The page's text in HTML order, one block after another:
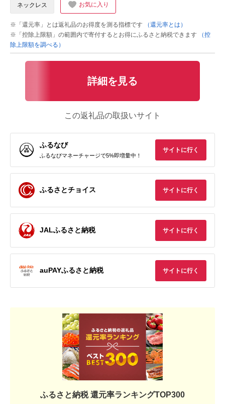
ネックレス お気に入り
※「還元率」とは返礼品のお得度を測る指標です
（還元率とは）
※「控除上限額」の範囲内で寄付するとお得にふるさと納税できます
（控
除上限額を調べる）
詳細を見る
この返礼品の取扱いサイト
ふるなび
ふるなびマネーチャージで5%即増量中！
サイトに行く
ふるさとチョイス サイトに行く
JALふるさと納税 サイトに行く
auPAYふるさと納税 サイトに行く
ふるさと納税 還元率ランキングTOP300